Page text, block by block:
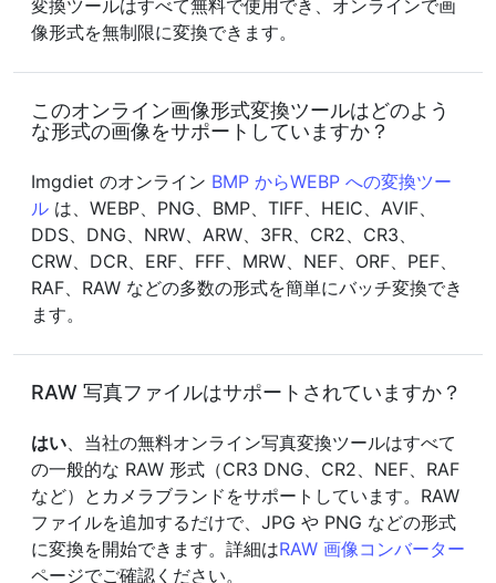
変換ツールはすべて無料で使用でき、オンラインで画
像形式を無制限に変換できます。
このオンライン画像形式変換ツールはどのよう
な形式の画像をサポートしていますか？
Imgdiet のオンライン BMP からWEBP への変換ツー
ル は、WEBP、PNG、BMP、TIFF、HEIC、AVIF、
DDS、DNG、NRW、ARW、3FR、CR2、CR3、
CRW、DCR、ERF、FFF、MRW、NEF、ORF、PEF、
RAF、RAW などの多数の形式を簡単にバッチ変換でき
ます。
RAW 写真ファイルはサポートされていますか？
はい、当社の無料オンライン写真変換ツールはすべて
の一般的な RAW 形式（CR3 DNG、CR2、NEF、RAF
など）とカメラブランドをサポートしています。RAW
ファイルを追加するだけで、JPG や PNG などの形式
に変換を開始できます。詳細はRAW 画像コンバーター
ページでご確認ください。